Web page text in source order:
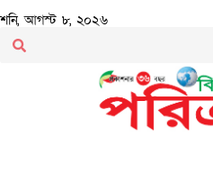
শনি, আগস্ট ৮, ২০২৬